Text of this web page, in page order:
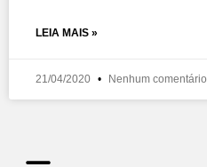
LEIA MAIS »
21/04/2020 Nenhum comentário